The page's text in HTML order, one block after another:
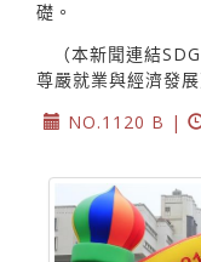
礎。
（本新聞連結
尊嚴就業與經濟發展
NO.1120 B |